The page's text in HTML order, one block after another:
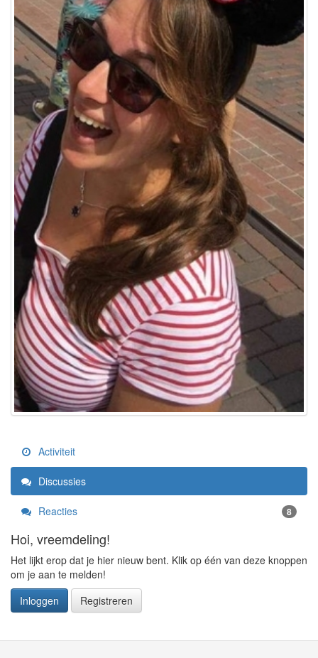
Activiteit
Discussies
Reacties 8
Hoi, vreemdeling!
Het lijkt erop dat je hier nieuw bent. Klik op één van deze knoppen
om je aan te melden!
Inloggen
Registreren